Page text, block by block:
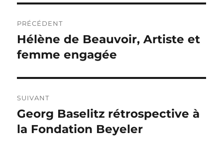
de
l’article
PRÉCÉDENT
Publication
précédente :
Hélène de Beauvoir, Artiste et
femme engagée
SUIVANT
Publication
suivante :
Georg Baselitz rétrospective à
la Fondation Beyeler